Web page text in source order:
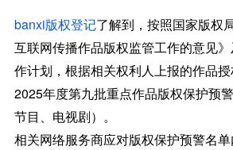
banxi版权登记了解到，按照国家版权
互联网传播作品版权监管工作的意见
作计划，根据相关权利人上报的作品
2025年度第九批重点作品版权保护预
节目、电视剧）。
相关网络服务商应对版权保护预警名